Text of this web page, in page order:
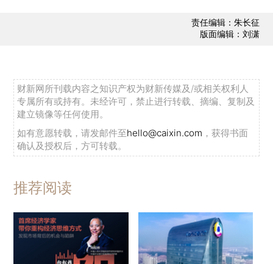
责任编辑：朱长征
版面编辑：刘潇
财新网所刊载内容之知识产权为财新传媒及/或相关权利人
专属所有或持有。未经许可，禁止进行转载、摘编、复制及
建立镜像等任何使用。
如有意愿转载，请发邮件至hello@caixin.com ，获得书面
确认及授权后，方可转载。
推荐阅读